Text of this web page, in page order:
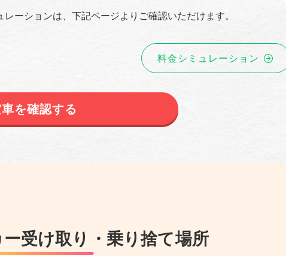
ーションは、下記ページよりご確認いただけます。
料金シミュレーション
を確認する
受け取り・乗り捨て場所